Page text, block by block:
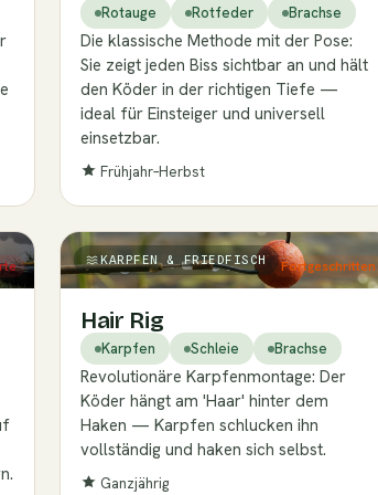
Rotauge Rotfeder Brachse
Die klassische Methode mit der Pose:
Sie zeigt jeden Biss sichtbar an und hält
den Köder in der richtigen Tiefe —
ideal für Einsteiger und universell
einsetzbar.
Frühjahr–Herbst
KARPFEN & FRIEDFISCH Fortgeschritten
Hair Rig
Karpfen Schleie Brachse
Revolutionäre Karpfenmontage: Der
Köder hängt am 'Haar' hinter dem
Haken — Karpfen schlucken ihn
vollständig und haken sich selbst.
Ganzjährig